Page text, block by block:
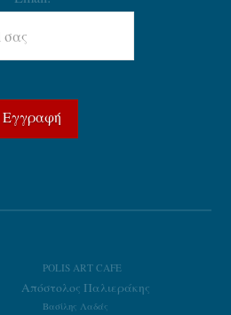
POLIS ART CAFE
Απόστολος Παλιεράκης
Βασίλης Λαδάς